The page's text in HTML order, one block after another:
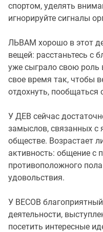
спортом, уделять
игнорируйте сигналы
ЛЬВАМ хорошо в этот
вещей: расстаньтесь с
уже сыграло свою роль
свое время так, чтобы
отдохнуть, пообщаться
У ДЕВ сейчас
замыслов, связанных с
обществе. Возрастает
активность: общение с
противоположного
удовольствия.
У ВЕСОВ
деятельности,
посетить интересные